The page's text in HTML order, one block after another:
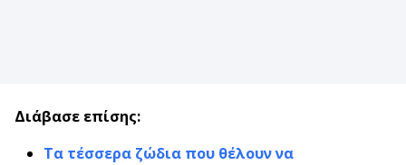
Διάβασε επίσης:
Τα τέσσερα ζώδια που θέλουν να